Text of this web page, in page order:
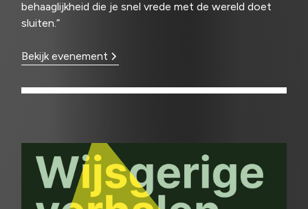
behaaglijkheid die je snel vrede met de wereld doet
sluiten.”
Bekijk evenement